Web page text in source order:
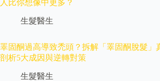
人比你想像中更多？
生髮醫生
睪固酮過高導致禿頭？拆解「睪固酮脫髮」
剖析5大成因與逆轉對策
生髮醫生